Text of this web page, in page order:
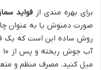
برای بهره مندی ازفواید
صورت دمنوش یا به عنوان
روش ساده این است که یک
میل کنید. مصرف منظم و